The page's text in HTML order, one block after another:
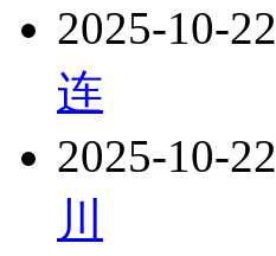
2025-10-22
连
2025-10-22
川